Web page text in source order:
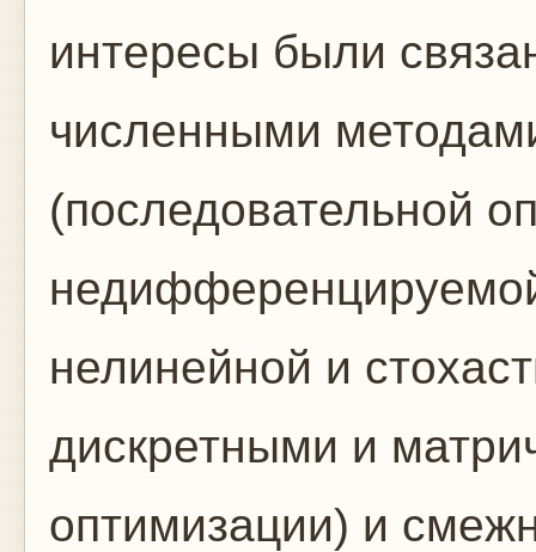
интересы были
численными
(последовательной
нелинейной и
дискретными и
оптимизации) и